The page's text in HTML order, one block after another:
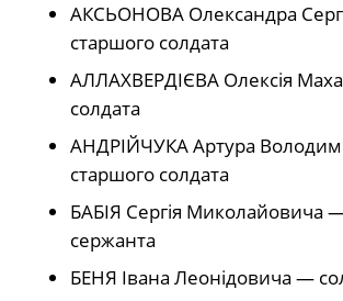
АКСЬОНОВА Олександра
старшого солдата
АЛЛАХВЕРДІЄВА Олексія
солдата
АНДРІЙЧУКА Артура
старшого солдата
БАБІЯ Сергія Миколайовича
сержанта
БЕНЯ Івана Леонідовича —